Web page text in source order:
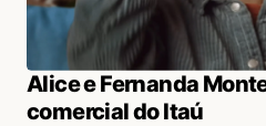
Alice e Fernanda
comercial do Itaú